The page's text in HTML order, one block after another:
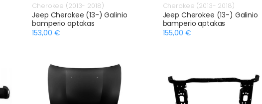
Cherokee (2013- 2018)
Jeep Cherokee (13-) Galinio
bamperio aptakas
153,00 €
Cherokee (2013- 2018)
Jeep Cherokee (13-) Galinio
bamperio aptakas
155,00 €